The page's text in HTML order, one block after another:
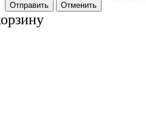
Отменить